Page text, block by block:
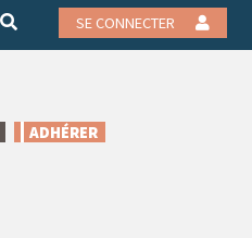
SE CONNECTER
ADHÉRER